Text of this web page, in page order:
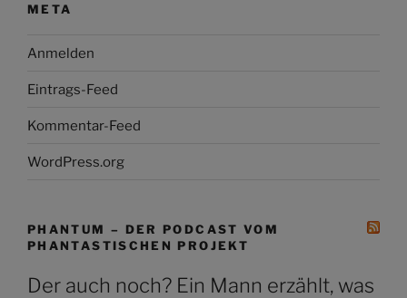
META
Anmelden
Eintrags-Feed
Kommentar-Feed
WordPress.org
PHANTUM – DER PODCAST VOM
PHANTASTISCHEN PROJEKT
Der auch noch? Ein Mann erzählt, was